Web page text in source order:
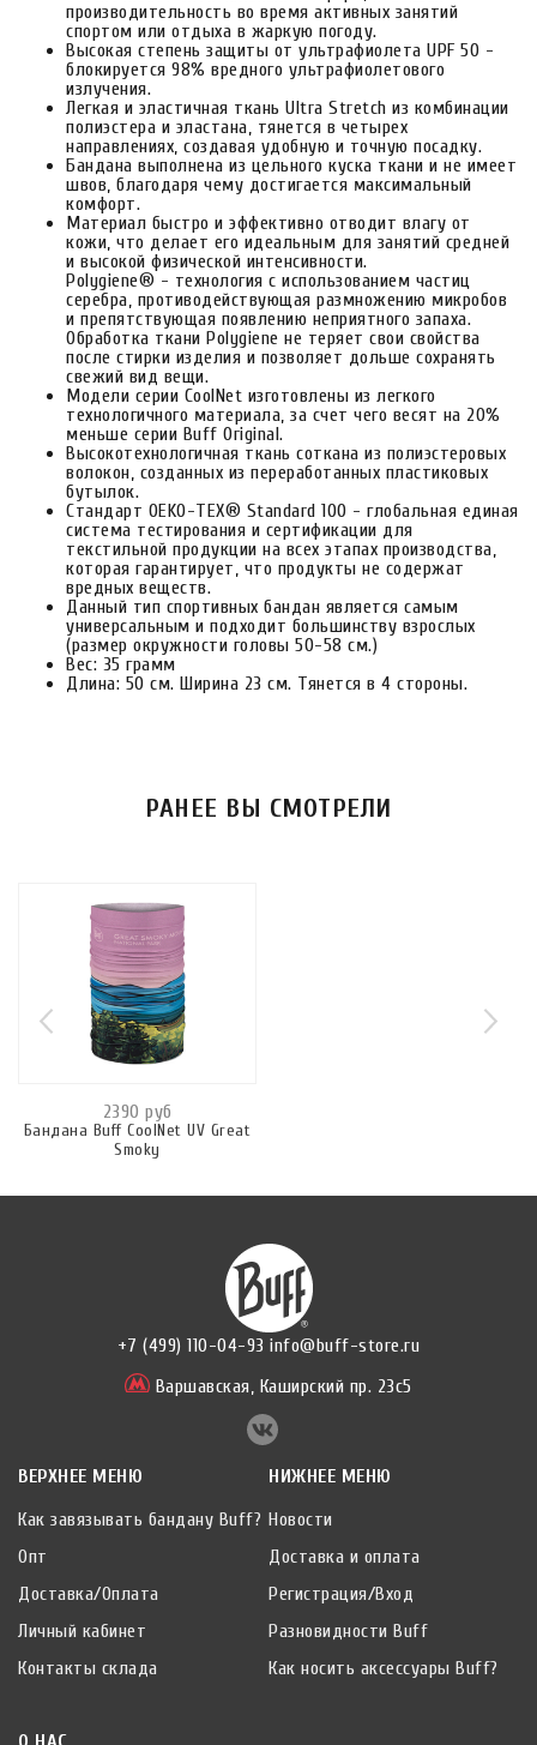
производительность во время активных занятий
спортом или отдыха в жаркую погоду.
Высокая степень защиты от ультрафиолета UPF 50 -
блокируется 98% вредного ультрафиолетового
излучения.
Легкая и эластичная ткань Ultra Stretch из комбинации
полиэстера и эластана, тянется в четырех
направлениях, создавая удобную и точную посадку.
Бандана выполнена из цельного куска ткани и не имеет
швов, благодаря чему достигается максимальный
комфорт.
Материал быстро и эффективно отводит влагу от
кожи, что делает его идеальным для занятий средней
и высокой физической интенсивности.
Polygiene® - технология с использованием частиц
серебра, противодействующая размножению микробов
и препятствующая появлению неприятного запаха.
Обработка ткани Polygiene не теряет свои свойства
после стирки изделия и позволяет дольше сохранять
свежий вид вещи.
Модели серии CoolNet изготовлены из легкого
технологичного материала, за счет чего весят на 20%
меньше серии Buff Original.
Высокотехнологичная ткань соткана из полиэстеровых
волокон, созданных из переработанных пластиковых
бутылок.
Стандарт OEKO-TEX® Standard 100 - глобальная единая
система тестирования и сертификации для
текстильной продукции на всех этапах производства,
которая гарантирует, что продукты не содержат
вредных веществ.
Данный тип спортивных бандан является самым
универсальным и подходит большинству взрослых
(размер окружности головы 50-58 см.)
Вес: 35 грамм
Длина: 50 см. Ширина 23 см. Тянется в 4 стороны.
РАНЕЕ ВЫ СМОТРЕЛИ
2390 руб
Бандана Buff CoolNet UV Great
Smoky
+7 (499) 110-04-93 info@buff-store.ru
Варшавская, Каширский пр. 23с5
ВЕРХНЕЕ МЕНЮ
Как завязывать бандану Buff?
Опт
Доставка/Оплата
Личный кабинет
Контакты склада
НИЖНЕЕ МЕНЮ
Новости
Доставка и оплата
Регистрация/Вход
Разновидности Buff
Как носить аксессуары Buff?